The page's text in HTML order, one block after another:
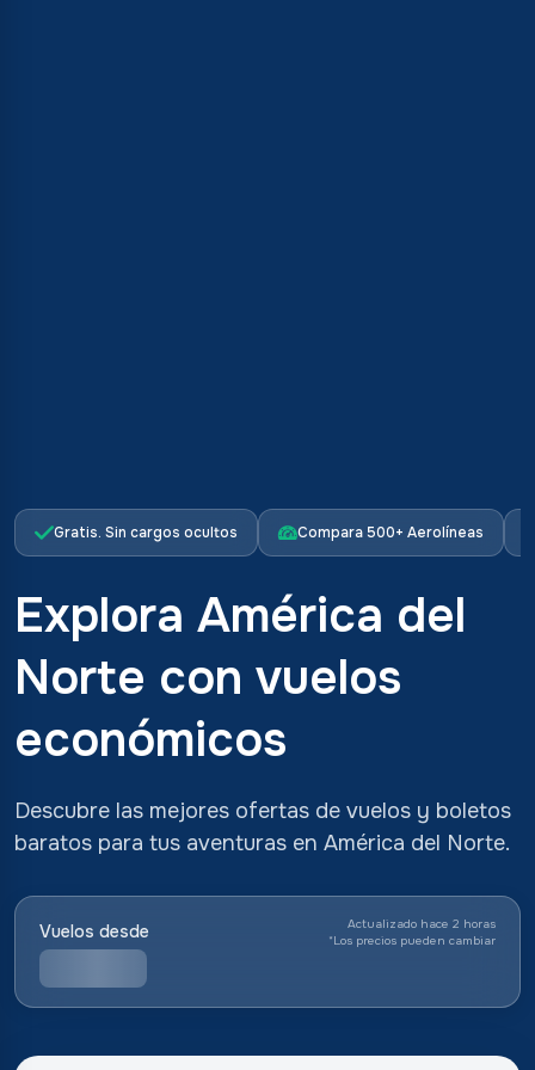
Gratis. Sin cargos ocultos Compara 500+ Aerolíneas
Explora América del
Norte con vuelos
económicos
Descubre las mejores ofertas de vuelos y boletos
baratos para tus aventuras en América del Norte.
Vuelos desde
Actualizado hace 2 horas
*Los precios pueden cambiar